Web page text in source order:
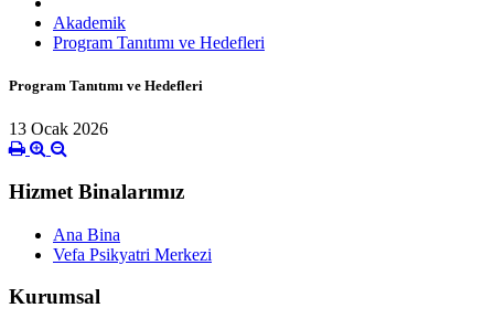
Akademik
Program Tanıtımı ve Hedefleri
Program Tanıtımı ve Hedefleri
13 Ocak 2026
Hizmet Binalarımız
Ana Bina
Vefa Psikyatri Merkezi
Kurumsal